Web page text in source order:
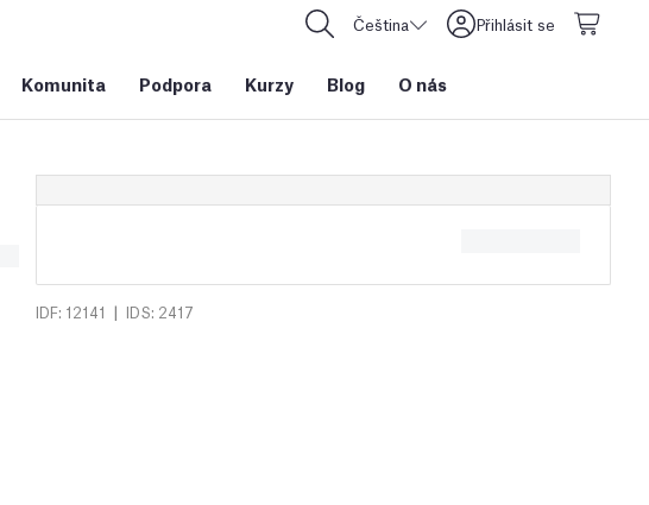
Čeština Přihlásit se
Komunita Podpora Kurzy Blog O nás
IDF: 12141 | IDS: 2417